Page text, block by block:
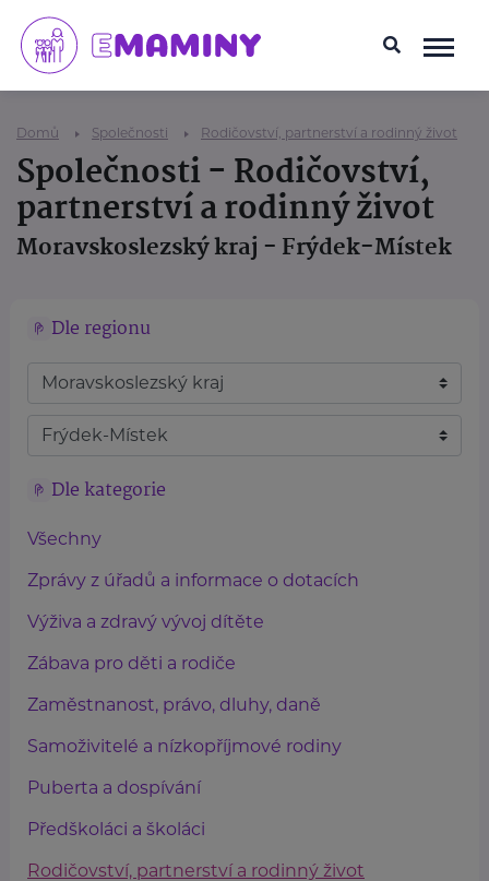
Domů Společnosti Rodičovství, partnerství a rodinný život
Společnosti - Rodičovství,
partnerství a rodinný život
Moravskoslezský kraj - Frýdek-Místek
Dle regionu
Dle kategorie
Všechny
Zprávy z úřadů a informace o dotacích
Výživa a zdravý vývoj dítěte
Zábava pro děti a rodiče
Zaměstnanost, právo, dluhy, daně
Samoživitelé a nízkopříjmové rodiny
Puberta a dospívání
Předškoláci a školáci
Rodičovství, partnerství a rodinný život